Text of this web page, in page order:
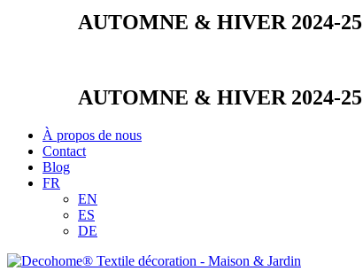
AUTOMNE & HIVER 2024-25
AUTOMNE & HIVER 2024-25
À propos de nous
Contact
Blog
FR
EN
ES
DE